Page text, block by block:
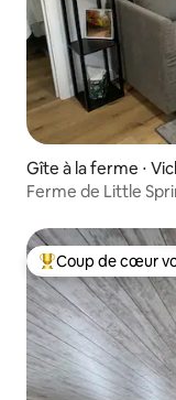
Gîte à la ferme ⋅
Ferme de Little
Coups de cœur
Coup de cœur